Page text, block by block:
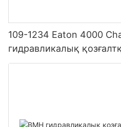
109-1234 Eaton 4000
гидравликалық